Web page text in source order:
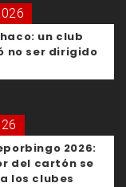
un club
no ser dirigido
2026:
del cartón se
los clubes